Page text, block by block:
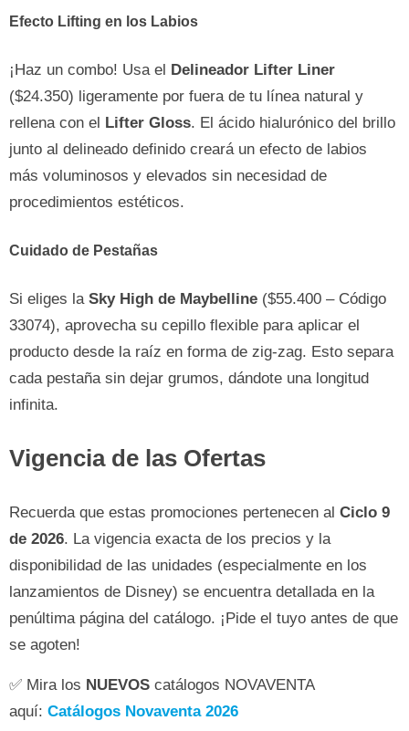
Efecto Lifting en los Labios
¡Haz un combo! Usa el Delineador Lifter Liner
($24.350) ligeramente por fuera de tu línea natural y
rellena con el Lifter Gloss. El ácido hialurónico del brillo
junto al delineado definido creará un efecto de labios
más voluminosos y elevados sin necesidad de
procedimientos estéticos.
Cuidado de Pestañas
Si eliges la Sky High de Maybelline ($55.400 – Código
33074), aprovecha su cepillo flexible para aplicar el
producto desde la raíz en forma de zig-zag. Esto separa
cada pestaña sin dejar grumos, dándote una longitud
infinita.
Vigencia de las Ofertas
Recuerda que estas promociones pertenecen al Ciclo 9
de 2026. La vigencia exacta de los precios y la
disponibilidad de las unidades (especialmente en los
lanzamientos de Disney) se encuentra detallada en la
penúltima página del catálogo. ¡Pide el tuyo antes de que
se agoten!
✅ Mira los NUEVOS catálogos NOVAVENTA
aquí: Catálogos Novaventa 2026